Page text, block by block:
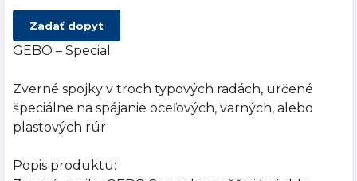
Zadať dopyt
GEBO – Special
Zverné spojky v troch typových radách, určené
špeciálne na spájanie oceľových, varných, alebo
plastových rúr
Popis produktu: